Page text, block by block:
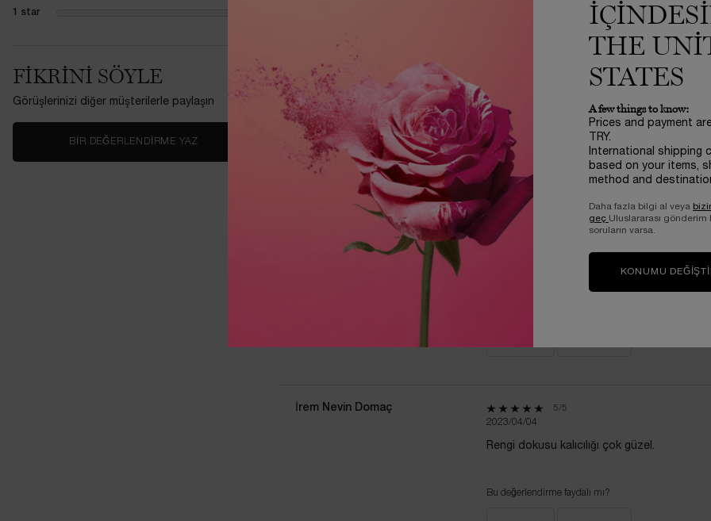
1 star
FIKRINI SÖYLE
Görüşlerinizi diğer müşterilerle paylaşın
BIR DEĞERLENDIRME YAZ
Bu değerlendirme faydalı mı?
EVET - HAYIR -
İrem Nevin Domaç 5 out of 5 stars.
2023/04/04
Rengi dokusu kalıcılığı çok güzel.
İrem Nevin Domaç 5 out of 5 stars. 5/5
2023/04/04
Rengi dokusu kalıcılığı çok güzel.
Bu değerlendirme faydalı mı?
THE
STATES
A few things to know:
Prices and payment
TRY.
International shipping
based on your items,
method and
Daha fazla bilgi al veya
geç Uluslararası gönderim
soruların varsa.
KONUMU